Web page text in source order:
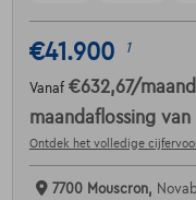
€41.900 1
Vanaf €632,67/maand
maandaflossing van
Ontdek het volledige
7700 Mouscron,